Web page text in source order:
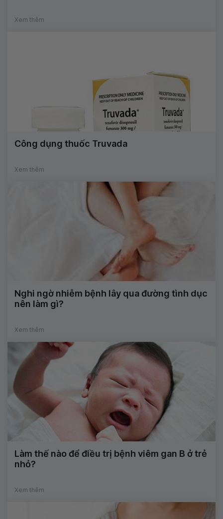
Xem thêm
Công dụng thuốc Truvada
Xem thêm
Nghi ngờ nhiễm bệnh lây qua đường tình dục
nên làm gì?
Xem thêm
Làm thế nào để điều trị bệnh viêm gan B ở trẻ
nhỏ?
Xem thêm